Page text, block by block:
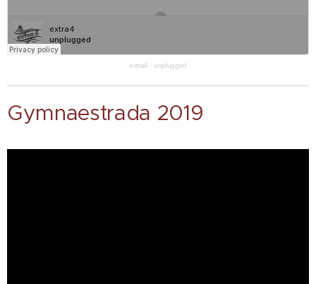
extra4 · unplugged
Gymnaestrada 2019